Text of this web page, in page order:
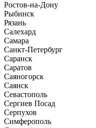
Ростов-на-Дону
Рыбинск
Рязань
Салехард
Самара
Санкт-Петербург
Саранск
Саратов
Саяногорск
Саянск
Севастополь
Сергиев Посад
Серпухов
Симферополь